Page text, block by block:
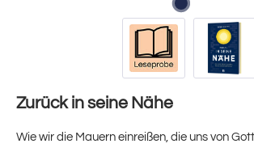
Zurück in seine Nähe
Wie wir die Mauern einreißen, die uns von